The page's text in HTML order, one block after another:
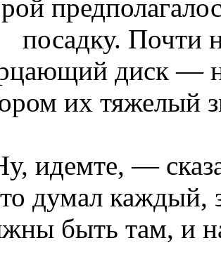
посадку. Почти
диск —
их тяжелый
идемте, —
думал каждый,
быть там, и